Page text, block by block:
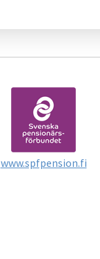
www.spfpension.fi